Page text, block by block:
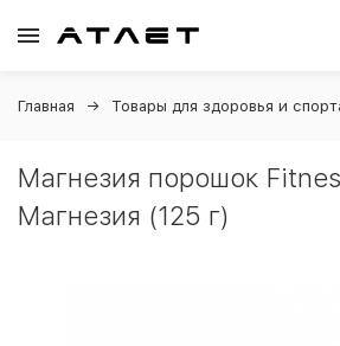
Главная Товары для здоровья и
Магнезия порошок
Магнезия (125 г)